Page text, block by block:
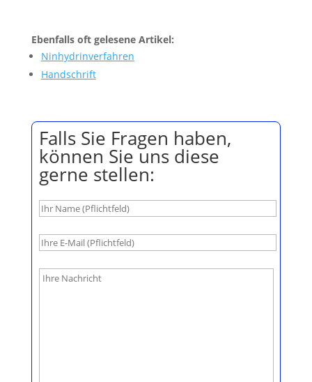
Ebenfalls oft gelesene Artikel:
Ninhydrinverfahren
Handschrift
Falls Sie Fragen haben,
können Sie uns diese
gerne stellen: